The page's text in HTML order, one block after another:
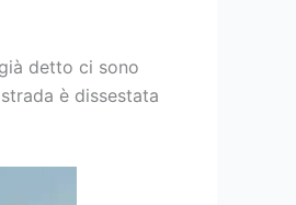
detto ci sono
è dissestata